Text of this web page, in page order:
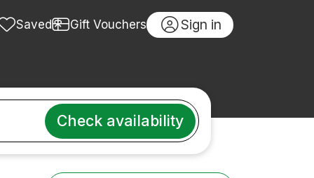
Saved Gift Vouchers Sign in
Check availability